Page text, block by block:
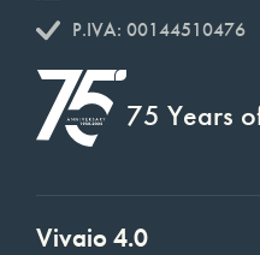
P.IVA: 00144510476
75 Years
Vivaio 4.0